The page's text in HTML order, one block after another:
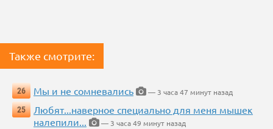
Также смотрите:
26 Мы и не сомневались
— 3 часа 47 минут назад
25
Любят...наверное специально для меня мышек
налепили...
— 3 часа 49 минут назад